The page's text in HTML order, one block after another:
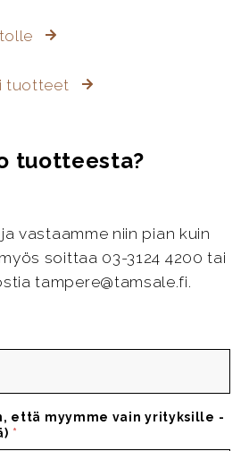
tuotteet
tuotteesta?
vastaamme niin pian kuin
soittaa 03-3124 4200 tai
tampere@tamsale.fi.
että myymme vain yrityksille -
*